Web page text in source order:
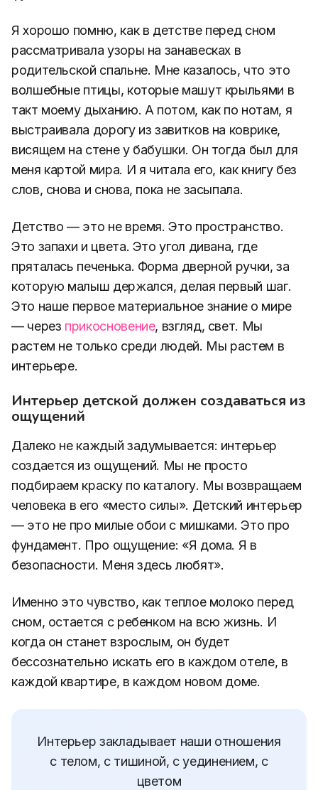
Я хорошо помню, как в детстве перед сном
рассматривала узоры на занавесках в
родительской спальне. Мне казалось, что это
волшебные птицы, которые машут крыльями в
такт моему дыханию. А потом, как по нотам, я
выстраивала дорогу из завитков на коврике,
висящем на стене у бабушки. Он тогда был для
меня картой мира. И я читала его, как книгу без
слов, снова и снова, пока не засыпала.
Детство — это не время. Это пространство.
Это запахи и цвета. Это угол дивана, где
пряталась печенька. Форма дверной ручки, за
которую малыш держался, делая первый шаг.
Это наше первое материальное знание о мире
— через прикосновение, взгляд, свет. Мы
растем не только среди людей. Мы растем в
интерьере.
Интерьер детской должен создаваться из
ощущений
Далеко не каждый задумывается: интерьер
создается из ощущений. Мы не просто
подбираем краску по каталогу. Мы возвращаем
человека в его «место силы». Детский интерьер
— это не про милые обои с мишками. Это про
фундамент. Про ощущение: «Я дома. Я в
безопасности. Меня здесь любят».
Именно это чувство, как теплое молоко перед
сном, остается с ребенком на всю жизнь. И
когда он станет взрослым, он будет
бессознательно искать его в каждом отеле, в
каждой квартире, в каждом новом доме.
Интерьер закладывает наши отношения
с телом, с тишиной, с уединением, с
цветом